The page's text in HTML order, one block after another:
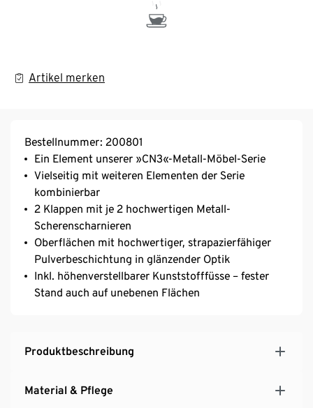
Artikel merken
Bestellnummer: 200801
Ein Element unserer »CN3«-Metall-Möbel-Serie
Vielseitig mit weiteren Elementen der Serie
kombinierbar
2 Klappen mit je 2 hochwertigen Metall-
Scherenscharnieren
Oberflächen mit hochwertiger, strapazierfähiger
Pulverbeschichtung in glänzender Optik
Inkl. höhenverstellbarer Kunststofffüsse – fester
Stand auch auf unebenen Flächen
Produktbeschreibung
Material & Pflege